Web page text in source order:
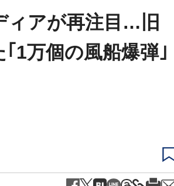
ィアが再注目…旧
1万個の風船爆弾｣